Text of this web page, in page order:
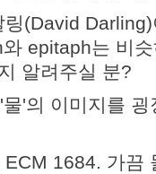
(David
epitaph는 비
알려주실 분?
'의 이미지를
1684. 가끔